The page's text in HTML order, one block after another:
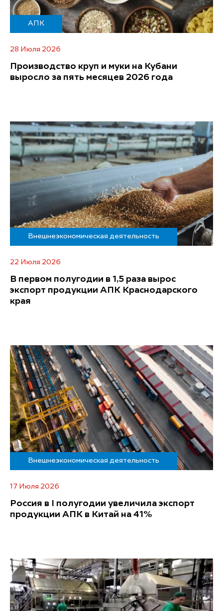
АПК
28 Июля 2026
Производство круп и муки на Кубани
выросло за пять месяцев 2026 года
Внешнеэкономическая деятельность
22 Июля 2026
В первом полугодии в 1,5 раза вырос
экспорт продукции АПК Краснодарского
края
Внешнеэкономическая деятельность
17 Июля 2026
Россия в I полугодии увеличила экспорт
продукции АПК в Китай на 41%